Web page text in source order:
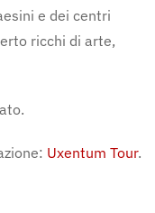
e dei centri
ricchi di arte,
Uxentum Tour.